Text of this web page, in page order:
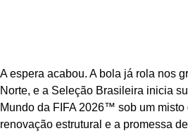
A espera acabou. A bola já rola nos
Norte, e a Seleção Brasileira inicia
Mundo da FIFA 2026™ sob um misto
renovação estrutural e a promessa